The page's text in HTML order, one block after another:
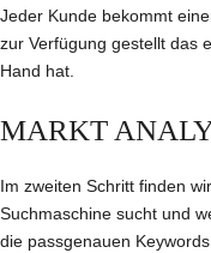
Jeder Kunde bekommt
zur Verfügung gestellt das
Hand hat.
MARKT
Im zweiten Schritt finden
Suchmaschine sucht und
die passgenauen